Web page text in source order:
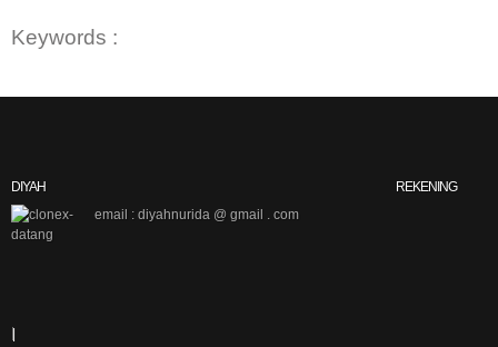
Keywords :
DIYAH
email : diyahnurida @ gmail . com
REKENING
|